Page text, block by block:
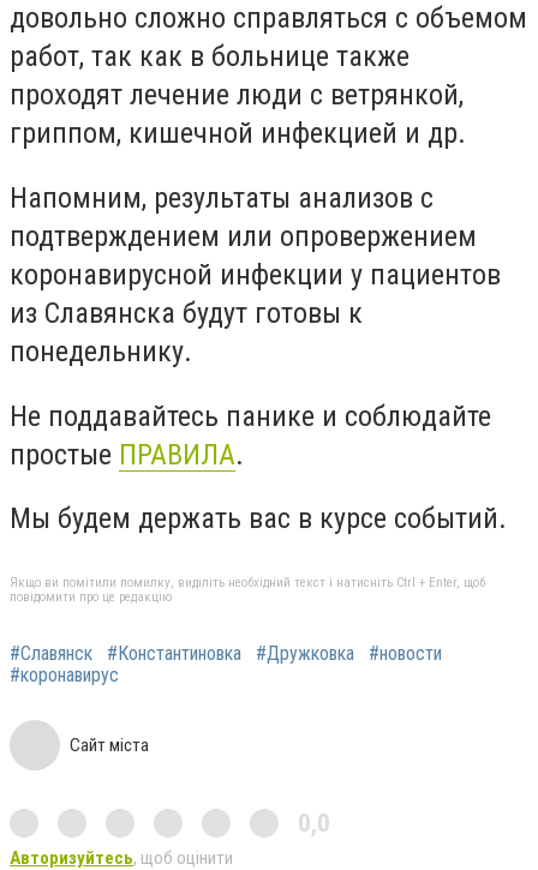
довольно сложно справляться с объемом
работ, так как в больнице также
проходят лечение люди с ветрянкой,
гриппом, кишечной инфекцией и др.
Напомним, результаты анализов с
подтверждением или опровержением
коронавирусной инфекции у пациентов
из Славянска будут готовы к
понедельнику.
Не поддавайтесь панике и соблюдайте
простые ПРАВИЛА.
Мы будем держать вас в курсе событий.
Якщо ви помітили помилку, виділіть необхідний текст і натисніть Ctrl + Enter, щоб
повідомити про це редакцію
#Славянск #Константиновка #Дружковка
#новости
#коронавирус
Сайт міста
0,0
Авторизуйтесь, щоб оцінити